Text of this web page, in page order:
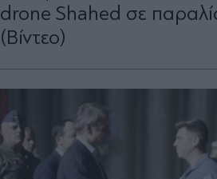
drone Shahed σε
(Βίντεο)